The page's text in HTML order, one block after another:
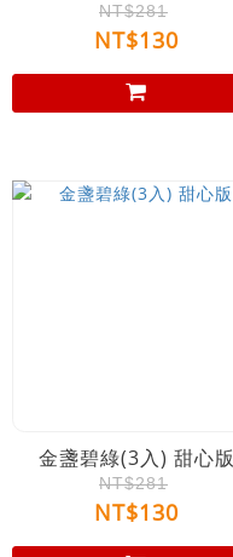
NT$281
NT$130
金盞碧綠(3入) 甜心版
NT$281
NT$130